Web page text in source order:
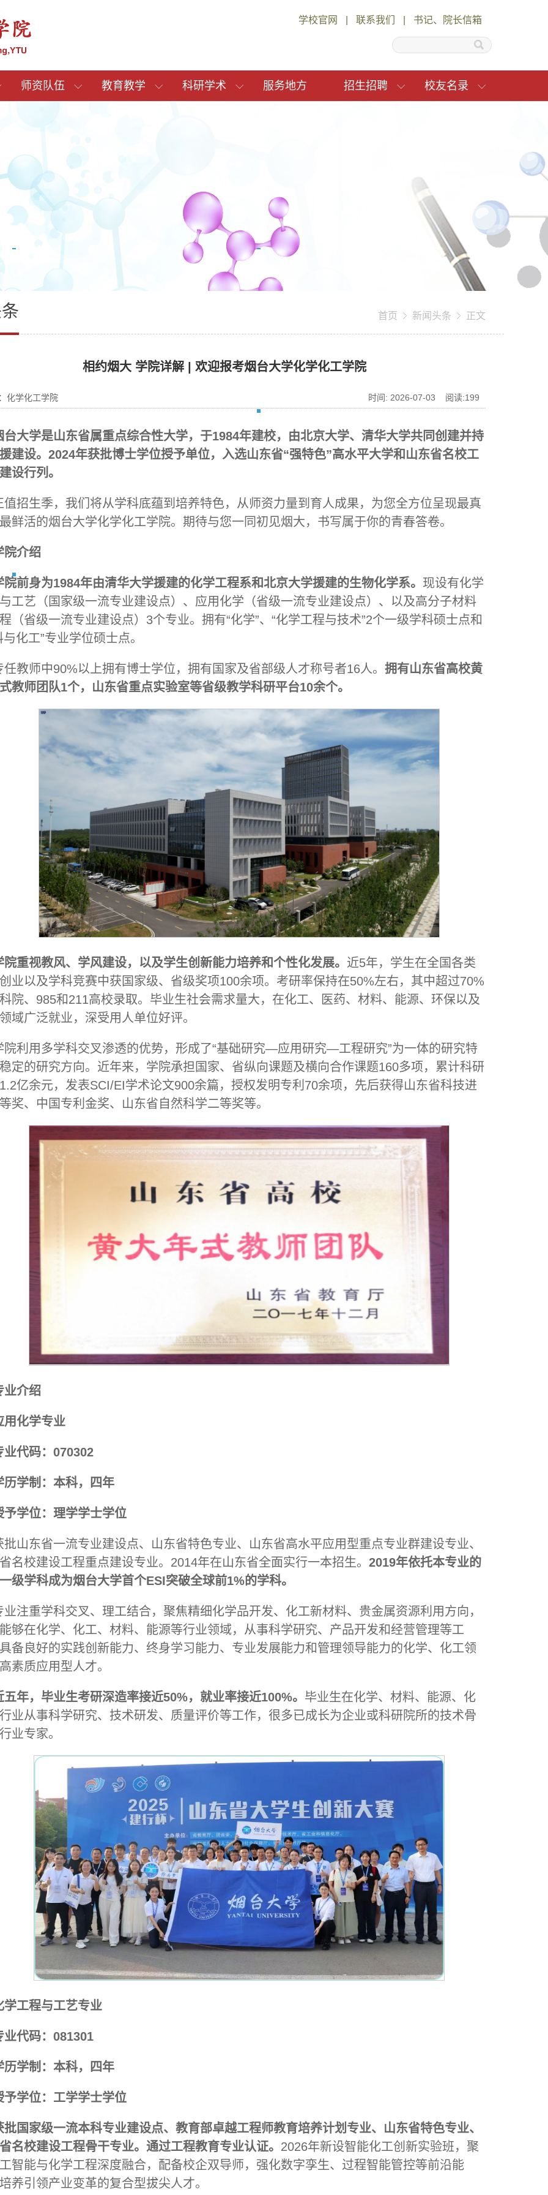
学校官网 联系我们 书记、院长信箱
师资队伍 教育教学 科研学术 服务地方 招生招聘 校友名录
首页 新闻头条 正文
相约烟大 学院详解 | 欢迎报考烟台大学化学化工学院
化学化工学院 时间: 2026-07-03 阅读:199
台大学是山东省属重点综合性大学，于1984年建校，由北京大学、清华大学共同创建并持
建设。2024年获批博士学位授予单位，入选山东省“强特色”高水平大学和山东省名校工
设行列。
值招生季，我们将从学科底蕴到培养特色，从师资力量到育人成果，为您全方位呈现最真
鲜活的烟台大学化学化工学院。期待与您一同初见烟大，书写属于你的青春答卷。
院介绍
院前身为1984年由清华大学援建的化学工程系和北京大学援建的生物化学系。 现设有化学
工艺（国家级一流专业建设点）、应用化学（省级一流专业建设点）、以及高分子材料
（省级一流专业建设点）3个专业。拥有“化学”、“化学工程与技术”2个一级学科硕士点和
与化工”专业学位硕士点。
任教师中90%以上拥有博士学位，拥有国家及省部级人才称号者16人。 拥有山东省高校黄
教师团队1个，山东省重点实验室等省级教学科研平台10余个。
院重视教风、学风建设，以及学生创新能力培养和个性化发展。 近5年，学生在全国各类
业以及学科竞赛中获国家级、省级奖项100余项。考研率保持在50%左右，其中超过70%
院、985和211高校录取。毕业生社会需求量大，在化工、医药、材料、能源、环保以及
域广泛就业，深受用人单位好评。
院利用多学科交叉渗透的优势，形成了“基础研究—应用研究—工程研究”为一体的研究特
定的研究方向。近年来，学院承担国家、省纵向课题及横向合作课题160多项，累计科研
亿余元，发表SCI/EI学术论文900余篇，授权发明专利70余项，先后获得山东省科技进
奖、中国专利金奖、山东省自然科学二等奖等。
业介绍
用化学专业
业代码：070302
历学制：本科，四年
予学位：理学学士学位
批山东省一流专业建设点、山东省特色专业、山东省高水平应用型重点专业群建设专业、
名校建设工程重点建设专业。2014年在山东省全面实行一本招生。 2019年依托本专业的
级学科成为烟台大学首个ESI突破全球前1%的学科。
业注重学科交叉、理工结合，聚焦精细化学品开发、化工新材料、贵金属资源利用方向，
够在化学、化工、材料、能源等行业领域，从事科学研究、产品开发和经营管理等工
备良好的实践创新能力、终身学习能力、专业发展能力和管理领导能力的化学、化工领
素质应用型人才。
五年，毕业生考研深造率接近50%，就业率接近100%。 毕业生在化学、材料、能源、化
业从事科学研究、技术研发、质量评价等工作，很多已成长为企业或科研院所的技术骨
业专家。
学工程与工艺专业
业代码：081301
历学制：本科，四年
予学位：工学学士学位
批国家级一流本科专业建设点、教育部卓越工程师教育培养计划专业、山东省特色专业、
名校建设工程骨干专业。通过工程教育专业认证。 2026年新设智能化工创新实验班，聚
智能与化学工程深度融合，配备校企双导师，强化数字孪生、过程智能管控等前沿能
养引领产业变革的复合型拔尖人才。